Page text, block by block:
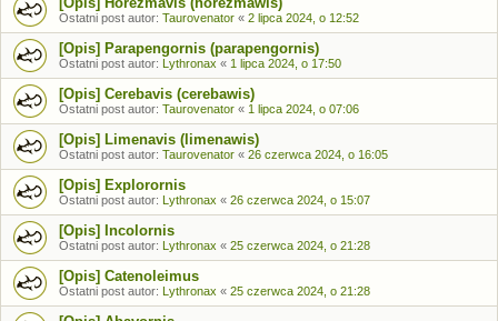
Ostatni post autor: Taurovenator « 2 lipca 2024, o 12:52
[Opis] Parapengornis (parapengornis)
Ostatni post autor: Lythronax « 1 lipca 2024, o 17:50
[Opis] Cerebavis (cerebawis)
Ostatni post autor: Taurovenator « 1 lipca 2024, o 07:06
[Opis] Limenavis (limenawis)
Ostatni post autor: Taurovenator « 26 czerwca 2024, o 16:05
[Opis] Explorornis
Ostatni post autor: Lythronax « 26 czerwca 2024, o 15:07
[Opis] Incolornis
Ostatni post autor: Lythronax « 25 czerwca 2024, o 21:28
[Opis] Catenoleimus
Ostatni post autor: Lythronax « 25 czerwca 2024, o 21:28